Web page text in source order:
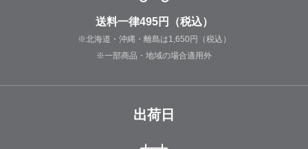
送料一律495円（税込）
※北海道・沖縄・離島は1,650円（税込）
※一部商品・地域の場合適用外
出荷日